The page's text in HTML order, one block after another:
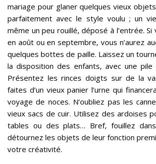
mariage pour glaner quelques vieux
parfaitement avec le style voulu ; un
même un peu rouillé, déposé à l’entrée.
en août ou en septembre, vous n’aurez
quelques bottes de paille. Laissez un
la disposition des enfants, avec une pile
Présentez les rinces doigts sur de la
faites d’un vieux panier l’urne qui
voyage de noces. N’oubliez pas les
vieux sacs de cuir. Utilisez des ardoises
tables ou des plats… Bref, fouillez
détournez les objets de leur fonction
votre créativité.